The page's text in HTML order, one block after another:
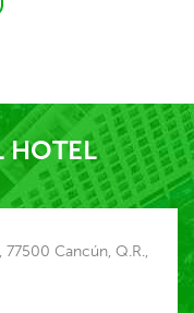
HOTEL
Cancún, Q.R.,